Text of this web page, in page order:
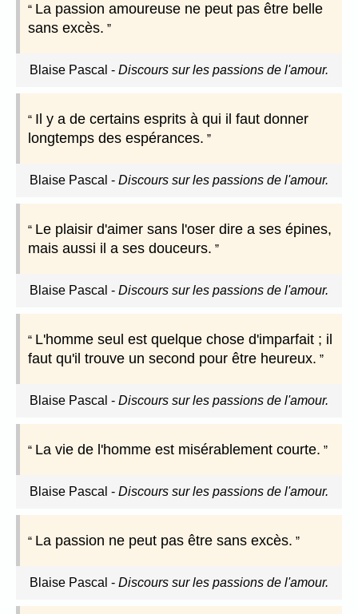
La passion amoureuse ne peut pas être belle
sans excès.
Blaise Pascal - Discours sur les passions de l'amour.
Il y a de certains esprits à qui il faut donner
longtemps des espérances.
Blaise Pascal - Discours sur les passions de l'amour.
Le plaisir d'aimer sans l'oser dire a ses épines,
mais aussi il a ses douceurs.
Blaise Pascal - Discours sur les passions de l'amour.
L'homme seul est quelque chose d'imparfait ; il
faut qu'il trouve un second pour être heureux.
Blaise Pascal - Discours sur les passions de l'amour.
La vie de l'homme est misérablement courte.
Blaise Pascal - Discours sur les passions de l'amour.
La passion ne peut pas être sans excès.
Blaise Pascal - Discours sur les passions de l'amour.